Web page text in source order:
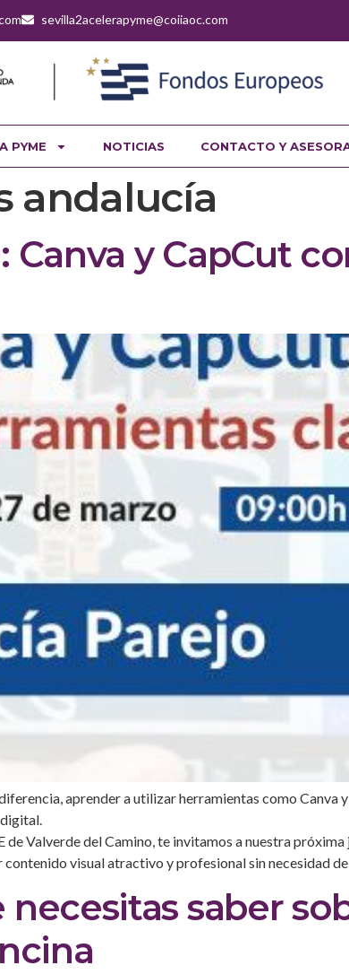
sevilla2acelerapyme@coiiaoc.com
PYME NOTICIAS CONTACTO Y
andalucía
y CapCut
aprender a utilizar herramientas como Canva
Valverde del Camino, te invitamos a nuestra
visual atractivo y profesional sin necesidad
saber